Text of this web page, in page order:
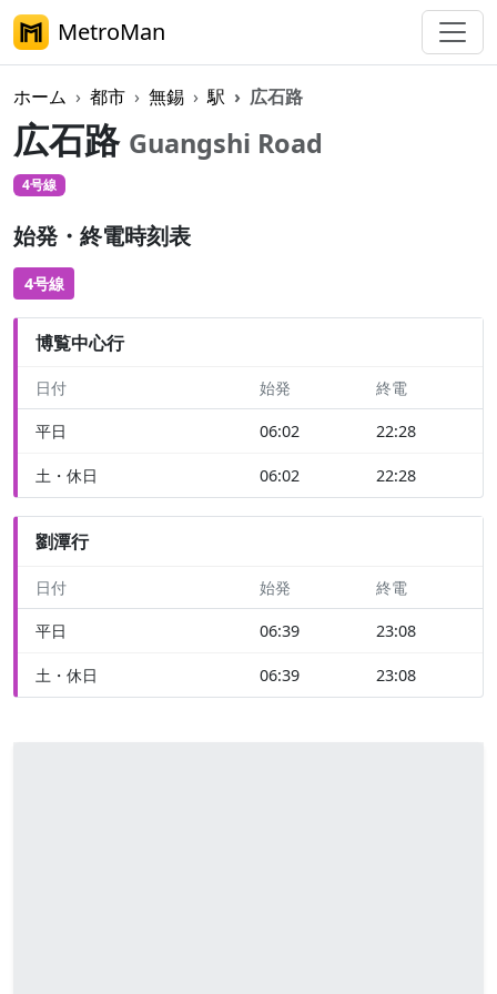
MetroMan
ホーム 都市 無錫 駅 広石路
広石路 Guangshi Road
4号線
始発・終電時刻表
4号線
博覧中心行
日付 始発 終電
平日 06:02 22:28
土・休日 06:02 22:28
劉潭行
日付 始発 終電
平日 06:39 23:08
土・休日 06:39 23:08